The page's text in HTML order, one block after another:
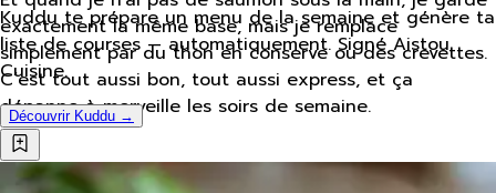
exactement la même base, mais je remplace
simplement par du thon en conserve ou des crevettes.
C’est tout aussi bon, tout aussi express, et ça
dépanne à merveille les soirs de semaine.
Kuddu te prépare un menu de la semaine et génère ta
liste de courses — automatiquement. Signé Aistou
Cuisine.
Découvrir Kuddu →